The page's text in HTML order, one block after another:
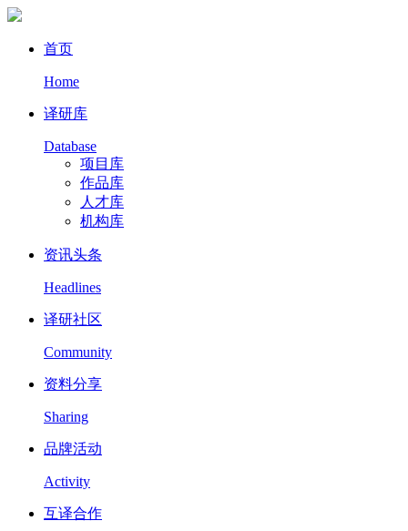
首页
Home
译研库
Database
项目库
作品库
人才库
机构库
资讯头条
Headlines
译研社区
Community
资料分享
Sharing
品牌活动
Activity
互译合作